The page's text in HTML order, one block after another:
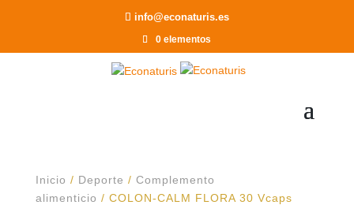
info@econaturis.es
0 elementos
Inicio / Deporte / Complemento
alimenticio / COLON-CALM FLORA 30 Vcaps